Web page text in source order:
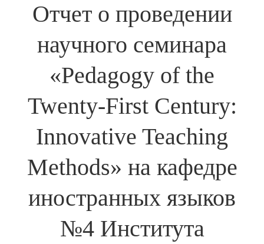
Отчет о проведении
научного семинара
«Pedagogy of the
Twenty-First Century:
Innovative Teaching
Methods» на кафедре
иностранных языков
№4 Института